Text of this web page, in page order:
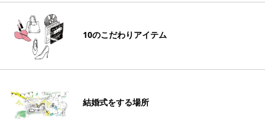
10のこだわりアイテム
結婚式をする場所